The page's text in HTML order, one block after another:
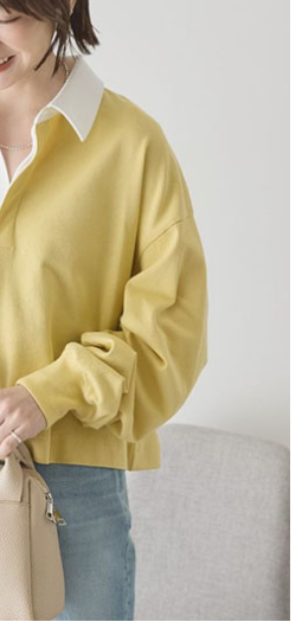
哥付你分期」於每月結算日後寄送繳費提
擇「超商條碼／台灣大直營門市／銀行轉
等通路繳費。
限公司」（以下簡稱本公司）所提供，讓
商品或服務，並由商店將買賣／分期付款
使用本公司帳單繳交帳款。
期」之契約關係目的，商店將以您的個人
供予台灣大哥大進項蒐集、處理及利用，
需資料之確認、核對及更正。
連結：
https://oppay.tw/userRule
後付」後，將跳轉至「AFTEE先享後付」
額後，即可完成結帳。
費通知簡訊。
點擊此簡訊中的連結，可透過四大超商／
付款，方視為交易完成。
立刻繳費，但若您需要取消訂單，請聯絡
消之訂單仍視為有效，需透過AFTEE先享
後付 」之結帳頁面顯示為準，若有關於
款等相關疑問，請聯繫「AFTEE先享後付
support/home
提供之「AFTEE先享後付」服務完成之交
個人資料，並將交易相關給付款項請求債
覽以下網址：
定代理人或監護人之同意方可使用
申辦者引起之損失，本公司不負相關責
將依據個別帳號之用戶狀況，依本公司即
有額度不足之情形，本公司將視審查結果
他人資訊註冊。若發現惡意使用之情形，
該用戶之使用額度並採取法律行動。
上)免運費
)免運費
)免運費
)免運費
上)免運費
上)免運費
)免運費